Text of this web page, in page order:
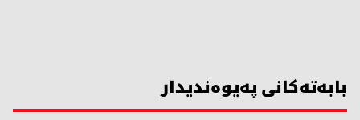
بابەتەکانی پەیوەندیدار